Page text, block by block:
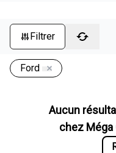
Filtrer
Ford
Aucun
chez